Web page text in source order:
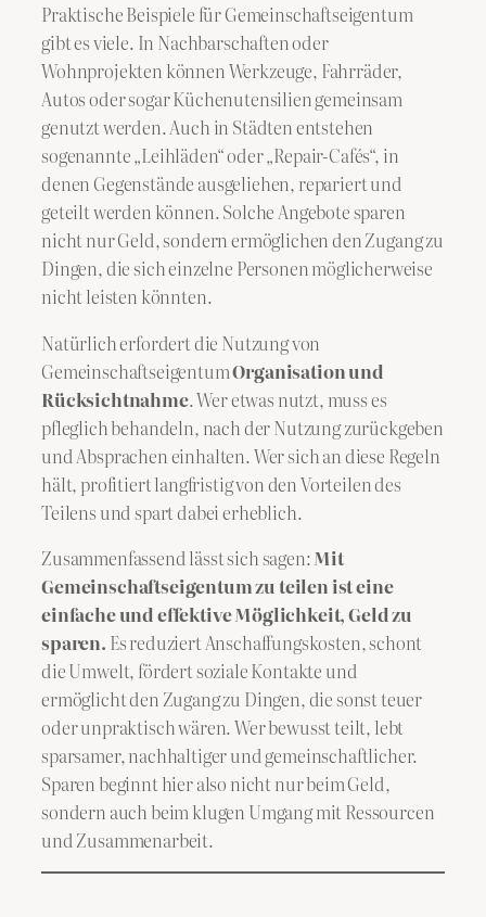
Praktische Beispiele für Gemeinschaftseigentum
gibt es viele. In Nachbarschaften oder
Wohnprojekten können Werkzeuge, Fahrräder,
Autos oder sogar Küchenutensilien gemeinsam
genutzt werden. Auch in Städten entstehen
sogenannte „Leihläden“ oder „Repair-Cafés“, in
denen Gegenstände ausgeliehen, repariert und
geteilt werden können. Solche Angebote sparen
nicht nur Geld, sondern ermöglichen den Zugang zu
Dingen, die sich einzelne Personen möglicherweise
nicht leisten könnten.
Natürlich erfordert die Nutzung von
GemeinschaftseigentumOrganisation und
Rücksichtnahme. Wer etwas nutzt, muss es
pfleglich behandeln, nach der Nutzung zurückgeben
und Absprachen einhalten. Wer sich an diese Regeln
hält, profitiert langfristig von den Vorteilen des
Teilens und spart dabei erheblich.
Zusammenfassend lässt sich sagen:Mit
Gemeinschaftseigentum zu teilen ist eine
einfache und effektive Möglichkeit, Geld zu
sparen. Es reduziert Anschaffungskosten, schont
die Umwelt, fördert soziale Kontakte und
ermöglicht den Zugang zu Dingen, die sonst teuer
oder unpraktisch wären. Wer bewusst teilt, lebt
sparsamer, nachhaltiger und gemeinschaftlicher.
Sparen beginnt hier also nicht nur beim Geld,
sondern auch beim klugen Umgang mit Ressourcen
und Zusammenarbeit.